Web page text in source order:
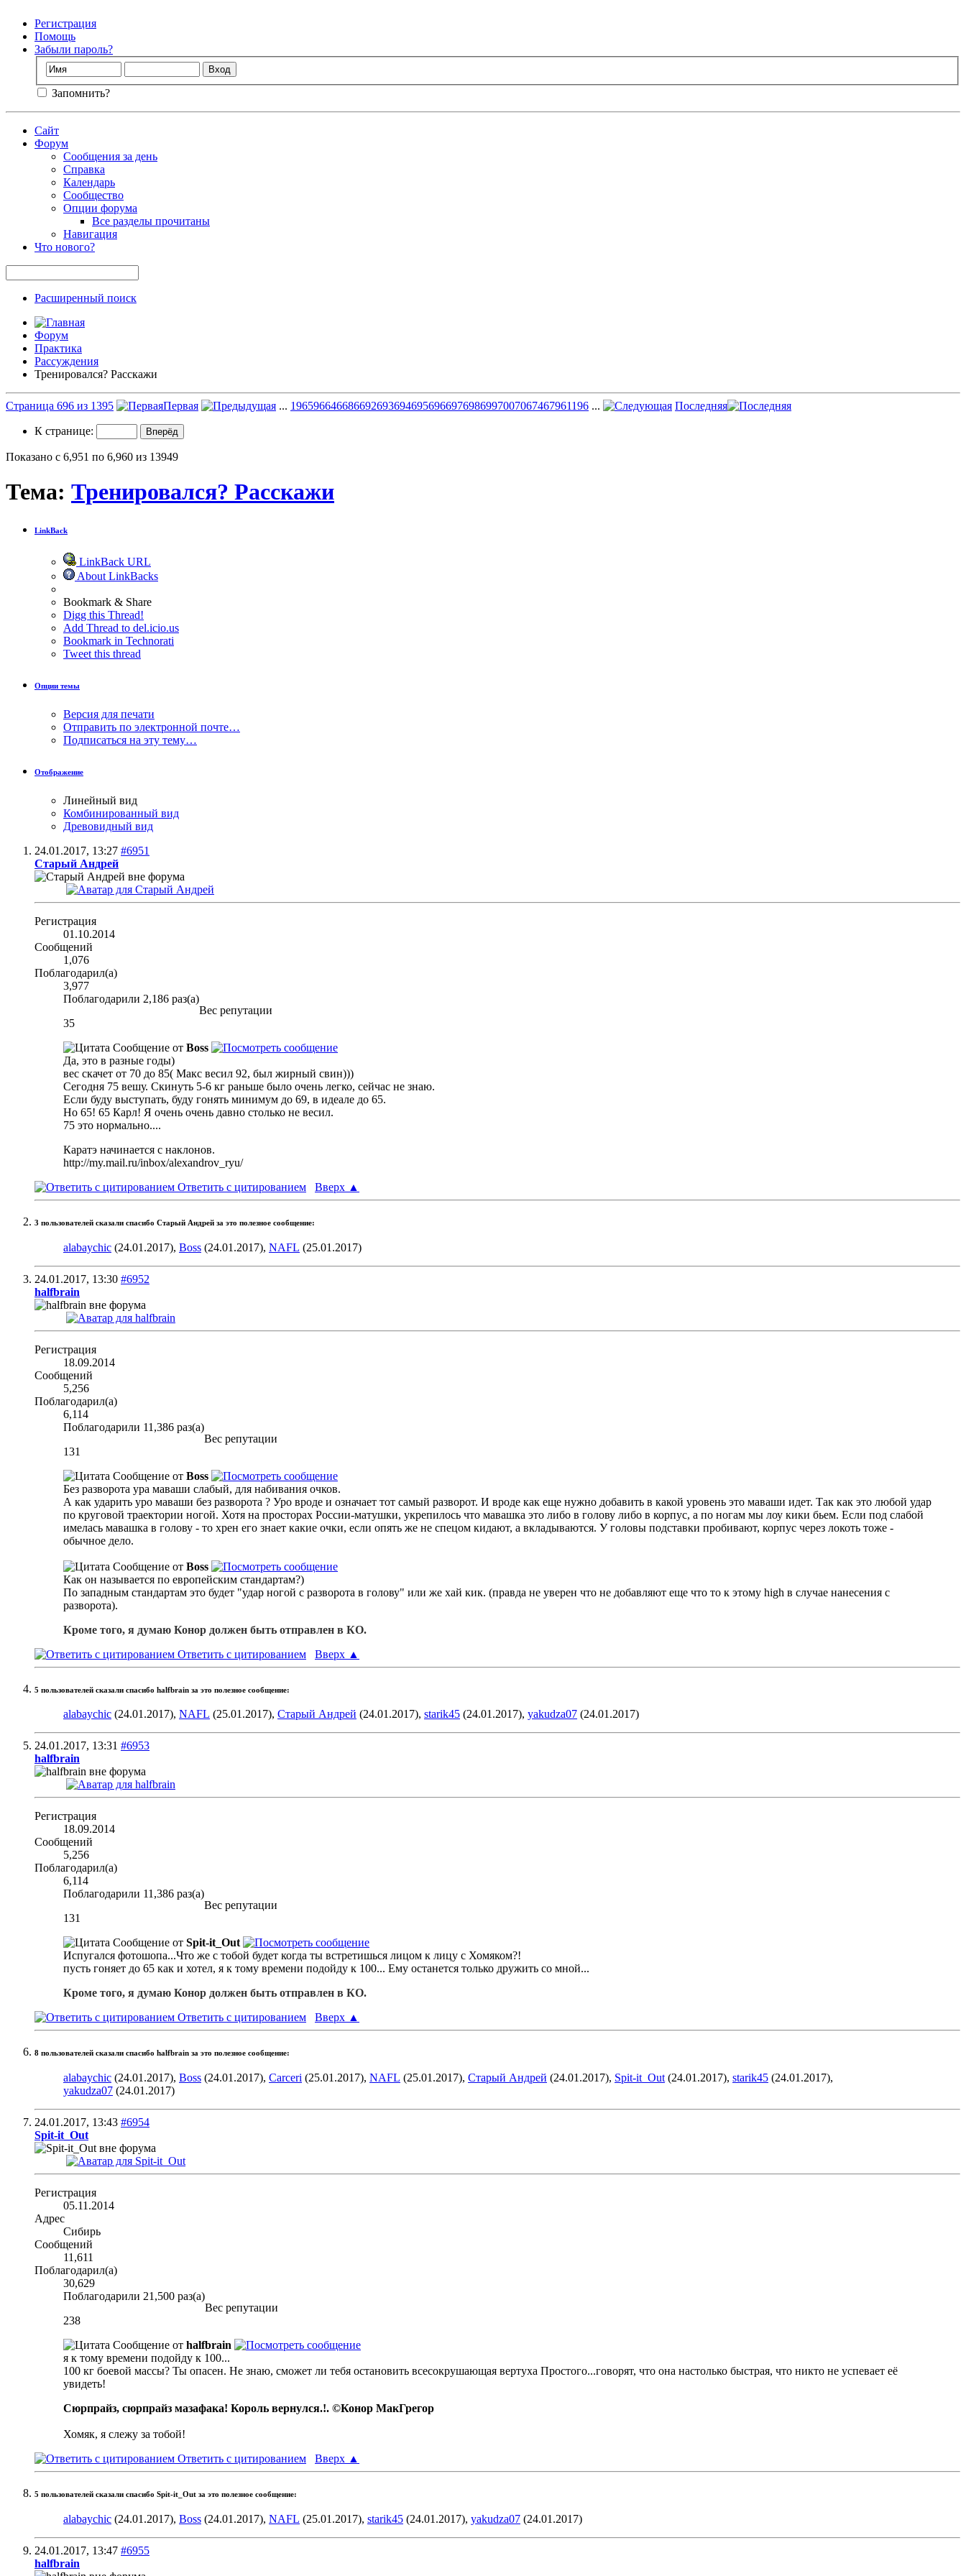
Регистрация
Помощь
Забыли пароль?
Запомнить?
Сайт
Форум
Сообщения за день
Справка
Календарь
Сообщество
Опции форума
Все разделы прочитаны
Навигация
Что нового?
Расширенный поиск
Форум
Практика
Рассуждения
Тренировался? Расскажи
Страница 696 из 1395 Первая ... 1965966466866926936946956966976986997007067467961196 ... Последняя
К странице:
Показано с 6,951 по 6,960 из 13949
Тема: Тренировался? Расскажи
LinkBack
LinkBack URL
About LinkBacks
Bookmark & Share
Digg this Thread!
Add Thread to del.icio.us
Bookmark in Technorati
Tweet this thread
Опции темы
Версия для печати
Отправить по электронной почте…
Подписаться на эту тему…
Отображение
Линейный вид
Комбинированный вид
Древовидный вид
24.01.2017, 13:27 #6951
Старый Андрей
Регистрация
01.10.2014
Сообщений
1,076
Поблагодарил(а)
3,977
Поблагодарили 2,186 раз(а)
Вес репутации
35
Сообщение от Boss
Да, это в разные годы)
вес скачет от 70 до 85( Макс весил 92, был жирный свин)))
Сегодня 75 вешу. Скинуть 5-6 кг раньше было очень легко, сейчас не знаю.
Если буду выступать, буду гонять минимум до 69, в идеале до 65.
Но 65! 65 Карл! Я очень очень давно столько не весил.
75 это нормально....
Каратэ начинается с наклонов.
http://my.mail.ru/inbox/alexandrov_ryu/
Ответить с цитированием
Вверх ▲
3 пользователей сказали cпасибо Старый Андрей за это полезное сообщение:
alabaychic (24.01.2017), Boss (24.01.2017), NAFL (25.01.2017)
24.01.2017, 13:30 #6952
halfbrain
Регистрация
18.09.2014
Сообщений
5,256
Поблагодарил(а)
6,114
Поблагодарили 11,386 раз(а)
Вес репутации
131
Сообщение от Boss
Без разворота ура маваши слабый, для набивания очков.
А как ударить уро маваши без разворота ? Уро вроде и означает тот самый разворот. И вроде как еще нужно добавить в какой уровень это маваши идет. Так как это любой удар
по круговой траектории ногой. Хотя на просторах России-матушки, укрепилось что мавашка это либо в голову либо в корпус, а по ногам мы лоу кики бьем. Если под слабой
имелась мавашка в голову - то хрен его знает какие очки, если опять же не спецом кидают, а вкладываются. У головы подставки пробивают, корпус через локоть тоже -
обычное дело.
Сообщение от Boss
Как он называется по европейским стандартам?)
По западным стандартам это будет "удар ногой с разворота в голову" или же хай кик. (правда не уверен что не добавляют еще что то к этому high в случае нанесения с
разворота).
Кроме того, я думаю Конор должен быть отправлен в КО.
Ответить с цитированием
Вверх ▲
5 пользователей сказали cпасибо halfbrain за это полезное сообщение:
alabaychic (24.01.2017), NAFL (25.01.2017), Старый Андрей (24.01.2017), starik45 (24.01.2017), yakudza07 (24.01.2017)
24.01.2017, 13:31 #6953
halfbrain
Регистрация
18.09.2014
Сообщений
5,256
Поблагодарил(а)
6,114
Поблагодарили 11,386 раз(а)
Вес репутации
131
Сообщение от Spit-it_Out
Испугался фотошопа...Что же с тобой будет когда ты встретишься лицом к лицу с Хомяком?!
пусть гоняет до 65 как и хотел, я к тому времени подойду к 100... Ему останется только дружить со мной...
Кроме того, я думаю Конор должен быть отправлен в КО.
Ответить с цитированием
Вверх ▲
8 пользователей сказали cпасибо halfbrain за это полезное сообщение:
alabaychic (24.01.2017), Boss (24.01.2017), Carceri (25.01.2017), NAFL (25.01.2017), Старый Андрей (24.01.2017), Spit-it_Out (24.01.2017), starik45 (24.01.2017),
yakudza07 (24.01.2017)
24.01.2017, 13:43 #6954
Spit-it_Out
Регистрация
05.11.2014
Адрес
Сибирь
Сообщений
11,611
Поблагодарил(а)
30,629
Поблагодарили 21,500 раз(а)
Вес репутации
238
Сообщение от halfbrain
я к тому времени подойду к 100...
100 кг боевой массы? Ты опасен. Не знаю, сможет ли тебя остановить всесокрушающая вертуха Простого...говорят, что она настолько быстрая, что никто не успевает её
увидеть!
Сюрпрайз, сюрпрайз мазафака! Король вернулся.!. ©Конор МакГрегор
Хомяк, я слежу за тобой!
Ответить с цитированием
Вверх ▲
5 пользователей сказали cпасибо Spit-it_Out за это полезное сообщение:
alabaychic (24.01.2017), Boss (24.01.2017), NAFL (25.01.2017), starik45 (24.01.2017), yakudza07 (24.01.2017)
24.01.2017, 13:47 #6955
halfbrain